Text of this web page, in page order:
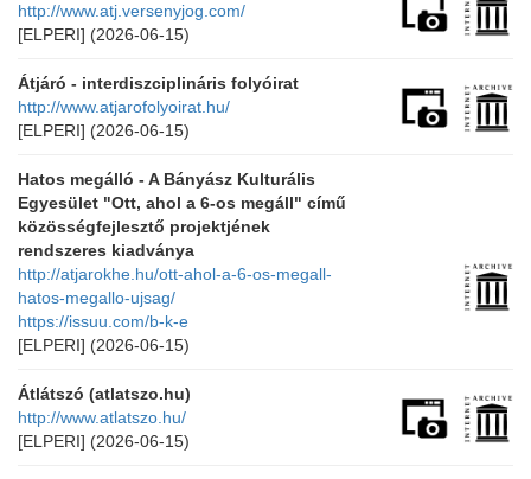
http://www.atj.versenyjog.com/
[ELPERI] (2026-06-15)
Átjáró - interdiszciplináris folyóirat
http://www.atjarofolyoirat.hu/
[ELPERI] (2026-06-15)
Hatos megálló - A Bányász Kulturális
Egyesület "Ott, ahol a 6-os megáll" című
közösségfejlesztő projektjének
rendszeres kiadványa
http://atjarokhe.hu/ott-ahol-a-6-os-megall-
hatos-megallo-ujsag/
https://issuu.com/b-k-e
[ELPERI] (2026-06-15)
Átlátszó (atlatszo.hu)
http://www.atlatszo.hu/
[ELPERI] (2026-06-15)